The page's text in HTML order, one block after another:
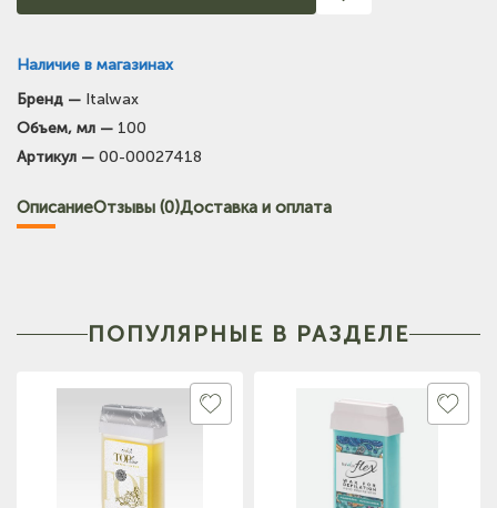
Наличие в магазинах
Тел: +7-964-603-4984
Бренд — Italwax
Объем, мл — 100
Артикул — 00-00027418
ОписаниеОтзывы (0)Доставка и оплата
ПОПУЛЯРНЫЕ В РАЗДЕЛЕ